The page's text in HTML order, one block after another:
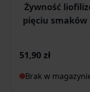
Żywność
pięciu smaków
51,90 zł
Brak w